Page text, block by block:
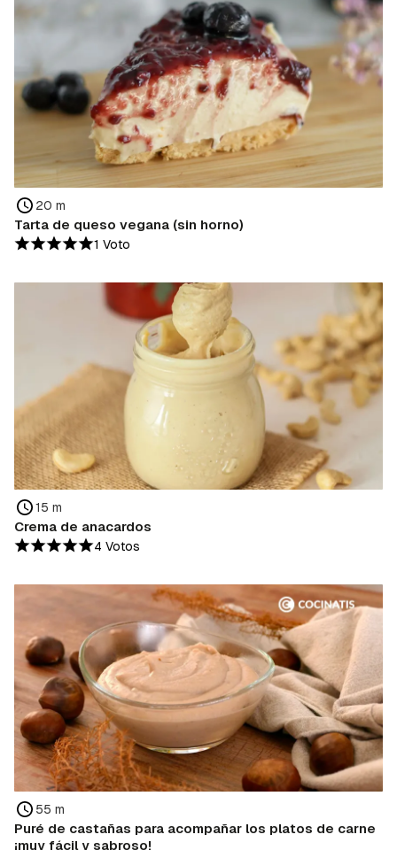
20 m
Tarta de queso vegana (sin horno)
1 Voto
15 m
Crema de anacardos
4 Votos
55 m
Puré de castañas para acompañar los platos de carne
¡muy fácil y sabroso!